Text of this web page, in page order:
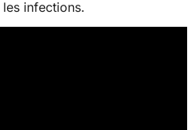
infections.